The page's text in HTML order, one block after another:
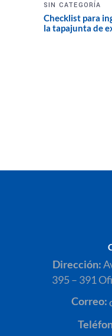
SIN CATEGORÍA
Checklist para
la tapajunta de
Dirección:
395 – 391
Correo: